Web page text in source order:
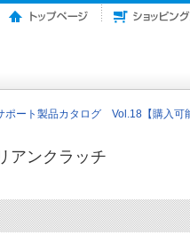
ポート製品カタログ Vol.18【購入可
アンクラッチ